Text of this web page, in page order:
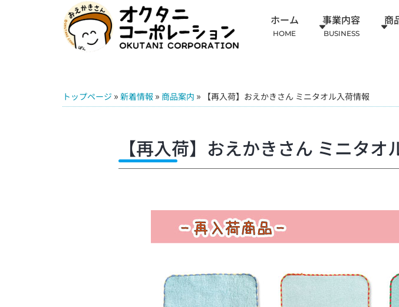
ホーム
HOME
事業内容
BUSINESS
商
トップページ » 新着情報 » 商品案内 » 【再入荷】おえかきさん ミニタオル入荷情報
【再入荷】おえかきさん ミニタオ